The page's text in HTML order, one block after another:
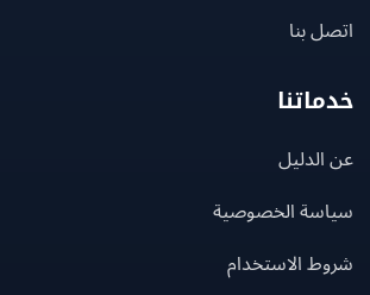
بنا
الخصوصية
الاستخدام